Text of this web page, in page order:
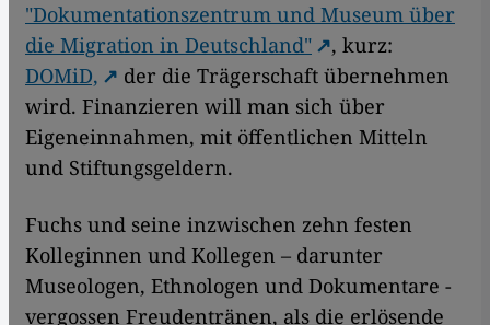
"Dokumentationszentrum und Museum über
die Migration in Deutschland"
, kurz:
DOMiD,
der die Trägerschaft übernehmen
wird. Finanzieren will man sich über
Eigeneinnahmen, mit öffentlichen Mitteln
und Stiftungsgeldern.
Fuchs und seine inzwischen zehn festen
Kolleginnen und Kollegen – darunter
Museologen, Ethnologen und Dokumentare -
vergossen Freudentränen, als die erlösende